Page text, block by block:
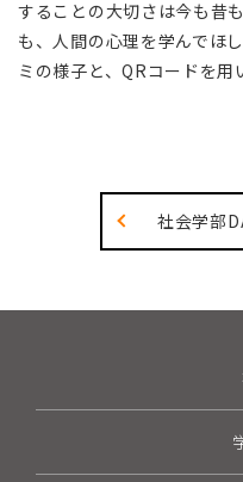
することの大切さは今も昔
も、人間の心理を学んでほ
ミの様子と、QRコードを用
社会学部